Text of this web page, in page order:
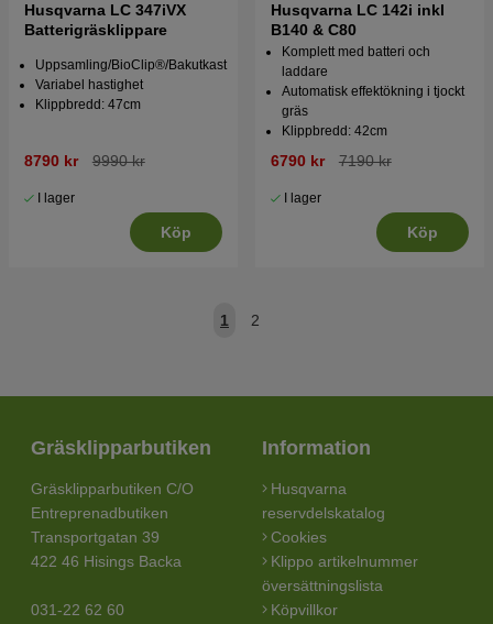
Husqvarna LC 347iVX
Batterigräsklippare
Uppsamling/BioClip®/Bakutkast
Variabel hastighet
Klippbredd: 47cm
8790 kr 9990 kr
I lager
Köp
Husqvarna LC 142i inkl
B140 & C80
Komplett med batteri och
laddare
Automatisk effektökning i tjockt
gräs
Klippbredd: 42cm
6790 kr 7190 kr
I lager
Köp
1 2
Gräsklipparbutiken
Gräsklipparbutiken C/O
Entreprenadbutiken
Transportgatan 39
422 46 Hisings Backa
031-22 62 60
Information
Husqvarna
reservdelskatalog
Cookies
Klippo artikelnummer
översättningslista
Köpvillkor